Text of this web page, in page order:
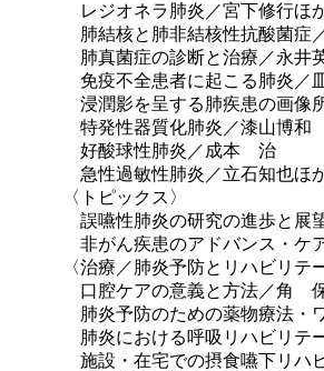
レジオネラ肺炎／宮下修行ほ
肺結核と肺非結核性抗酸菌症
肺真菌症の診断と治療／永井
免疫不全患者に起こる肺炎／
浸潤影を呈する肺疾患の画像
特発性器質化肺炎／漆山博和
好酸球性肺炎／成本 治
急性過敏性肺炎／立石知也ほ
〈トピックス〉
誤嚥性肺炎の研究の進歩と展
非がん疾患のアドバンス・ケ
〈治療／肺炎予防とリハビリテ
口腔ケアの意義と方法／角
肺炎予防のための薬物療法・
肺炎における呼吸リハビリテ
施設・在宅での摂食嚥下リハ